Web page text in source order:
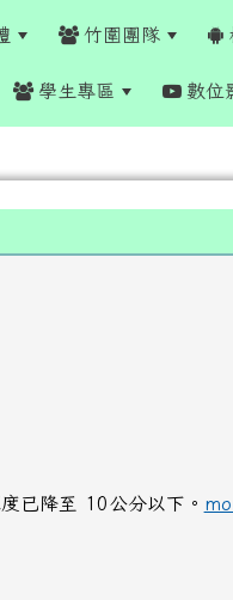
竹圍團隊
學生專區 數位
已降至 10公分以下。​​